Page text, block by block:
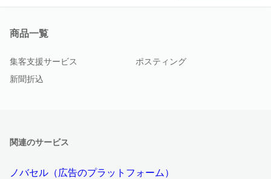
商品一覧
集客支援サービス
ポスティング
新聞折込
関連のサービス
ノバセル（広告のプラットフォーム）